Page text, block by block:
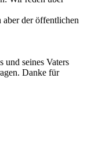
aber der öffentlichen
und seines Vaters
Danke für